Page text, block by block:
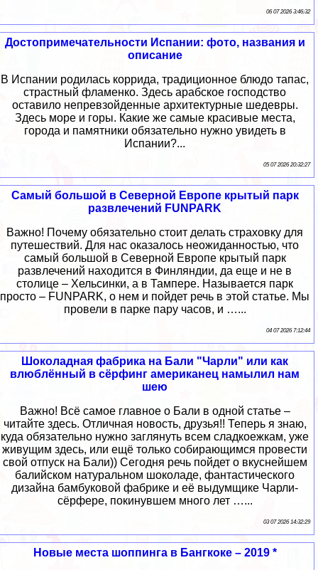
06 07 2026 3:46:32
Достопримечательности Испании: фото, названия и
описание
В Испании родилась коррида, традиционное блюдо тапас,
страстный фламенко. Здесь арабское господство
оставило непревзойденные архитектурные шедевры.
Здесь море и горы. Какие же самые красивые места,
города и памятники обязательно нужно увидеть в
Испании?...
05 07 2026 20:32:27
Самый большой в Северной Европе крытый парк
развлечений FUNPARK
Важно! Почему обязательно стоит делать страховку для
путешествий. Для нас оказалось неожиданностью, что
самый большой в Северной Европе крытый парк
развлечений находится в Финляндии, да еще и не в
столице – Хельсинки, а в Тампере. Называется парк
просто – FUNPARK, о нем и пойдет речь в этой статье. Мы
провели в парке пару часов, и …...
04 07 2026 7:12:44
Шоколадная фабрика на Бали "Чарли" или как
влюблённый в сёрфинг американец намылил нам
шею
Важно! Всё самое главное о Бали в одной статье –
читайте здесь. Отличная новость, друзья!! Теперь я знаю,
куда обязательно нужно заглянуть всем сладкоежкам, уже
живущим здесь, или ещё только собирающимся провести
свой отпуск на Бали)) Сегодня речь пойдет о вкуснейшем
балийском натуральном шоколаде, фантастического
дизайна бамбуковой фабрике и её выдумщике Чарли-
сёрфере, покинувшем много лет …...
03 07 2026 14:32:29
Новые места шоппинга в Бангкоке – 2019 *